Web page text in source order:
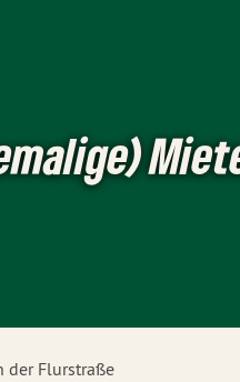
der Flurstraße